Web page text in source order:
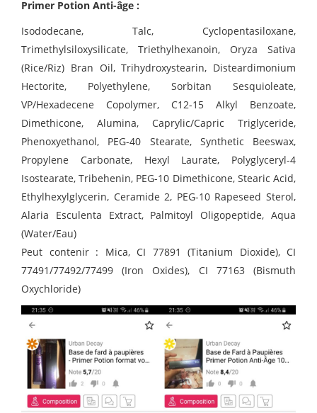
Primer Potion Anti-âge :
Isododecane, Talc, Cyclopentasiloxane,
Trimethylsiloxysilicate, Triethylhexanoin, Oryza Sativa
(Rice/Riz) Bran Oil, Trihydroxystearin, Disteardimonium
Hectorite, Polyethylene, Sorbitan Sesquioleate,
VP/Hexadecene Copolymer, C12-15 Alkyl Benzoate,
Dimethicone, Alumina, Caprylic/Capric Triglyceride,
Phenoxyethanol, PEG-40 Stearate, Synthetic Beeswax,
Propylene Carbonate, Hexyl Laurate, Polyglyceryl-4
Isostearate, Tribehenin, PEG-10 Dimethicone, Stearic Acid,
Ethylhexylglycerin, Ceramide 2, PEG-10 Rapeseed Sterol,
Alaria Esculenta Extract, Palmitoyl Oligopeptide, Aqua
(Water/Eau)
Peut contenir : Mica, CI 77891 (Titanium Dioxide), CI
77491/77492/77499 (Iron Oxides), CI 77163 (Bismuth
Oxychloride)